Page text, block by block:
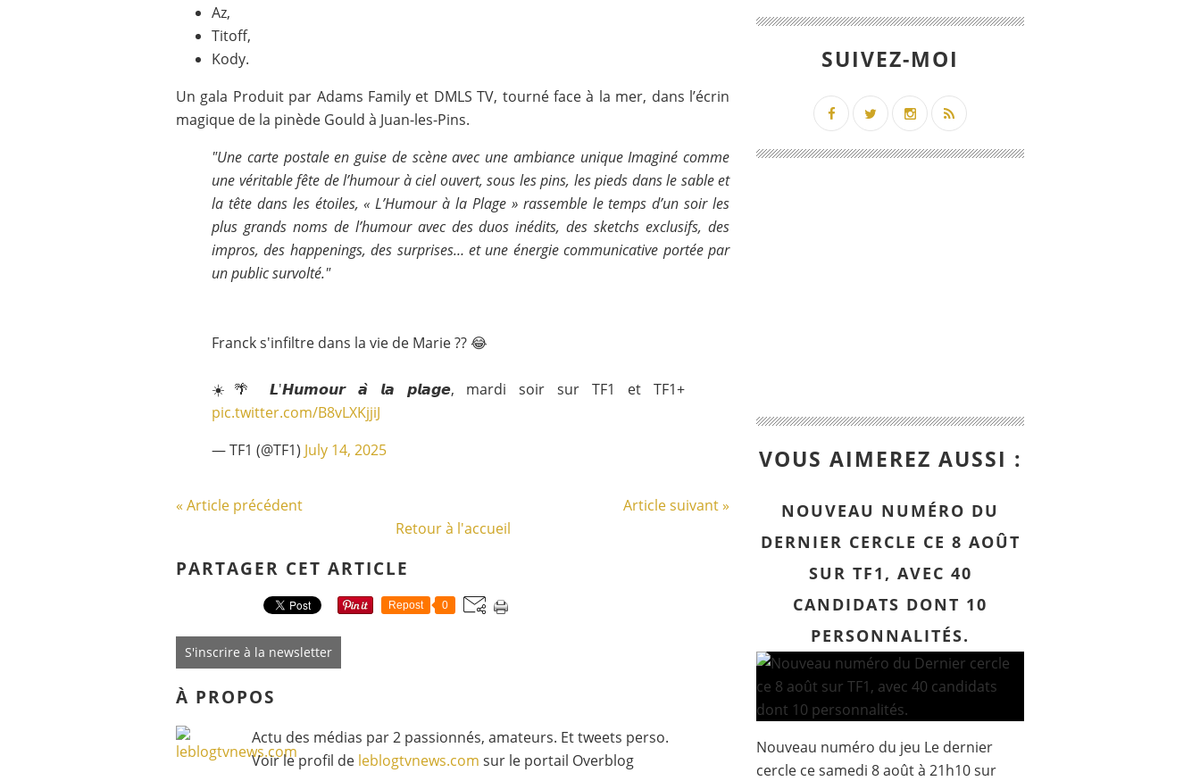
Az,
Titoff,
Kody.
Un gala Produit par Adams Family et DMLS TV, tourné face à la mer, dans l’écrin
magique de la pinède Gould à Juan-les-Pins.
"Une carte postale en guise de scène avec une ambiance unique Imaginé comme
une véritable fête de l’humour à ciel ouvert, sous les pins, les pieds dans le sable et
la tête dans les étoiles, « L’Humour à la Plage » rassemble le temps d’un soir les
plus grands noms de l’humour avec des duos inédits, des sketchs exclusifs, des
impros, des happenings, des surprises… et une énergie communicative portée par
un public survolté."
Franck s'infiltre dans la vie de Marie ?? 😂
☀️🌴 𝙇'𝙃𝙪𝙢𝙤𝙪𝙧 𝙖̀ 𝙡𝙖 𝙥𝙡𝙖𝙜𝙚, mardi soir sur TF1 et TF1+
pic.twitter.com/B8vLXKjjiJ
— TF1 (@TF1) July 14, 2025
« Article précédent
Article suivant »
Retour à l'accueil
PARTAGER CET ARTICLE
Repost 0
S'inscrire à la newsletter
À PROPOS
Actu des médias par 2 passionnés, amateurs. Et tweets perso.
Voir le profil de leblogtvnews.com sur le portail Overblog
SUIVEZ-MOI
VOUS AIMEREZ AUSSI :
NOUVEAU NUMÉRO DU
DERNIER CERCLE CE 8 AOÛT
SUR TF1, AVEC 40
CANDIDATS DONT 10
PERSONNALITÉS.
Nouveau numéro du jeu Le dernier
cercle ce samedi 8 août à 21h10 sur